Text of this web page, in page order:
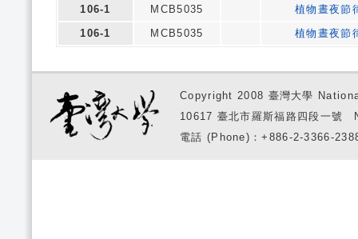
106-1
MCB5035
植物晝夜節
106-1
MCB5035 植物晝夜節
Copyright 2008 臺灣大學
10617 臺北市羅斯福路四段一
電話 (Phone)：+886-2-3366-